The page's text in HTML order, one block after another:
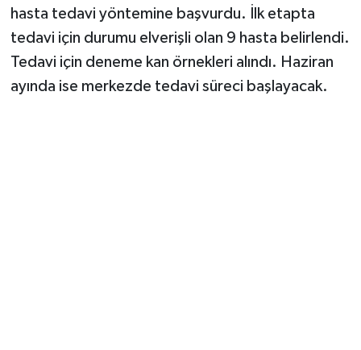
hasta tedavi yöntemine başvurdu. İlk etapta
tedavi için durumu elverişli olan 9 hasta belirlendi.
Tedavi için deneme kan örnekleri alındı. Haziran
ayında ise merkezde tedavi süreci başlayacak.